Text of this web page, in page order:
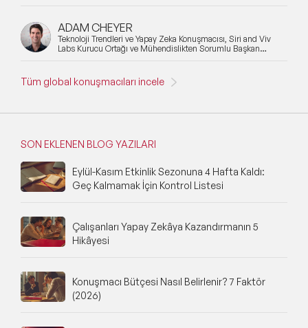
ADAM CHEYER
Teknoloji Trendleri ve Yapay Zeka Konuşmacısı, Siri and Viv
Labs Kurucu Ortağı ve Mühendislikten Sorumlu Başkan
Tüm global konuşmacıları incele
SON EKLENEN BLOG YAZILARI
Eylül-Kasım Etkinlik Sezonuna 4 Hafta Kaldı:
Geç Kalmamak İçin Kontrol Listesi
Çalışanları Yapay Zekâya Kazandırmanın 5
Hikâyesi
Konuşmacı Bütçesi Nasıl Belirlenir? 7 Faktör
(2026)